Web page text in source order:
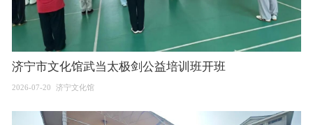
济宁市文化馆武当太极剑公益培训班开班
2026-07-20 济宁文化馆